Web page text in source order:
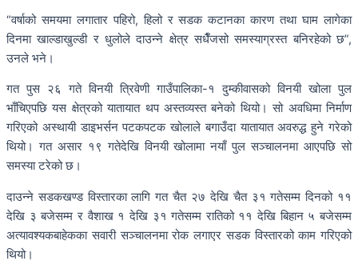
“वर्षाको समयमा लगातार पहिरो, हिलो र सडक कटानका कारण तथा घाम लागेका
दिनमा खाल्डाखुल्डी र धुलोले दाउन्ने क्षेत्र सधैँजसो समस्याग्रस्त बनिरहेको छ”,
उनले भने।
गत पुस २६ गते विनयी त्रिवेणी गाउँपालिका-१ दुम्कीवासको विनयी खोला पुल
भाँचिएपछि यस क्षेत्रको यातायात थप अस्तव्यस्त बनेको थियो। सो अवधिमा निर्माण
गरिएको अस्थायी डाइभर्सन पटकपटक खोलाले बगाउँदा यातायात अवरुद्ध हुने गरेको
थियो। गत असार १९ गतेदेखि विनयी खोलामा नयाँ पुल सञ्चालनमा आएपछि सो
समस्या टरेको छ।
दाउन्ने सडकखण्ड विस्तारका लागि गत चैत २७ देखि चैत ३१ गतेसम्म दिनको ११
देखि ३ बजेसम्म र वैशाख १ देखि ३१ गतेसम्म रातिको ११ देखि बिहान ५ बजेसम्म
अत्यावश्यकबाहेकका सवारी सञ्चालनमा रोक लगाएर सडक विस्तारको काम गरिएको
थियो।